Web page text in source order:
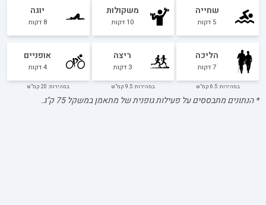
שחייה
5 דקות
משקולות
10 דקות
יוגה
8 דקות
הליכה
7דקות
במהירות: 6.5 קמ"ש
ריצה
3 דקות
במהירות: 9.5 קמ"ש
אופניים
4דקות
במהירות: 20 קמ"ש
* הנתונים מתבססים על פעילות גופנית של מתאמן במשקל75ק"ג.